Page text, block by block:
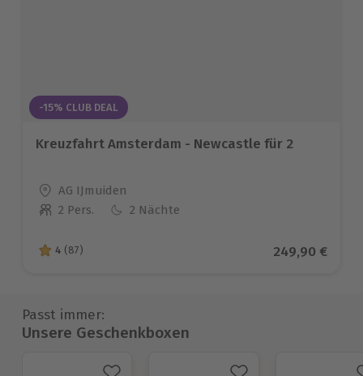
-15% CLUB DEAL
Kreuzfahrt Amsterdam - Newcastle für 2
Standort
AG IJmuiden
Anzahl der Teilnehmer
2 Pers. 2 Nächte
4 von 5 Sternen basierend auf 87 Bewertungen
4 (87) Aktueller
249,90 €
Passt immer:
Unsere Geschenkboxen